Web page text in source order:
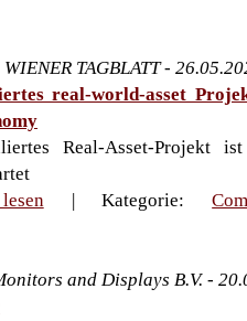
TAGBLATT -
real-world-asset
Real‑Asset‑Projekt
| Kategorie:
and Displays B.V. -